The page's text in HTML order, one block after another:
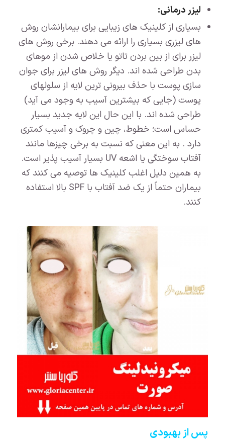
لیزر درمانی:
بسیاری از کلینیک های زیبایی برای بیمارانشان روش
های لیزری بسیاری را ارائه می دهند. برخی روش های
لیزر برای از بین بردن تاتو یا خلاص شدن از موهای
بدن طراحی شده اند. دیگر روش های لیزر برای جوان
سازی پوست با حذف بیرونی ترین لایه از سلولهای
پوست (جایی که بیشترین آسیب به وجود می آید)
طراحی شده اند. با این حال این لایه جدید بسیار
حساس است؛ خطوط، چین و چروک و آسیب کمتری
دارد . به این معنی که نسبت به برخی چیزها مانند
آفتاب سوختگی یا اشعه UV بسیار آسیب پذیر است.
به همین دلیل اغلب کلینیک ها توصیه می کنند که
بیماران حتماً از یک ضد آفتاب با SPF بالا استفاده
کنند.
پس از بهبودی